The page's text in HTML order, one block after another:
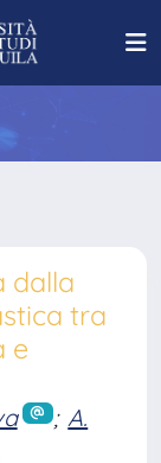
dalla
tra
e
; A.